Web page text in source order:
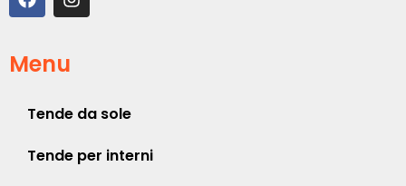
Menu
Tende da sole
Tende per interni